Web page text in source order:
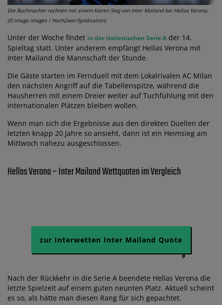
Die Buchmacher rechnen mit einem klaren Sieg von Inter Mailand bei Hellas Verona.
(© imago images / HochZwei/Syndication)
Unter der Woche findet in der italienischen Serie A der 14.
Spieltag statt. Unter anderem empfängt Hellas Verona mit
Inter Mailand die Mannschaft der Stunde.
Die Gäste starten im Fernduell mit dem Lokalrivalen AC Milan
den nächsten Angriff auf die Tabellenspitze, während die
Hausherren mit einem Dreier weiter auf Tuchfühlung mit den
internationalen Plätzen bleiben wollen.
Wenn man sich die Ergebnisse aus den direkten Duellen der
letzten knapp 20 Jahre so ansieht, dann ist ein Heimsieg am
Mittwoch nahezu ausgeschlossen.
Hellas Verona – Inter Mailand Wettquoten im Vergleich
zur Interwetten Inter Mailand Quote
Nach der Rückkehr in die Serie A beendete Hellas Verona die
letzte Spielzeit auf einem guten neunten Platz. Aktuell scheint
es so, als hätte man diesen Rang für sich gepachtet.